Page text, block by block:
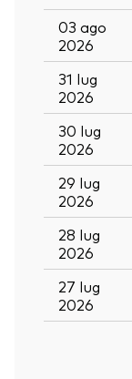
03 ago
2026
31 lug
2026
30 lug
2026
29 lug
2026
28 lug
2026
27 lug
2026